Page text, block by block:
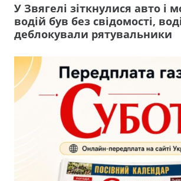
У Звягелі зіткнулися авто і
водій був без свідомості,
деблокували рятувальники